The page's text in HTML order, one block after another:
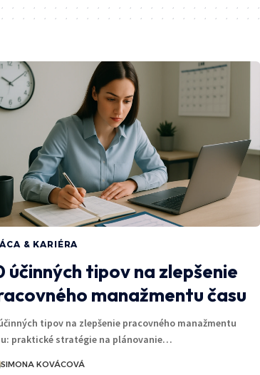
& KARIÉRA
účinných tipov na zlepšenie
manažmentu času
tipov na zlepšenie pracovného manažmentu
praktické stratégie na plánovanie…
SIMONA KOVÁCOVÁ